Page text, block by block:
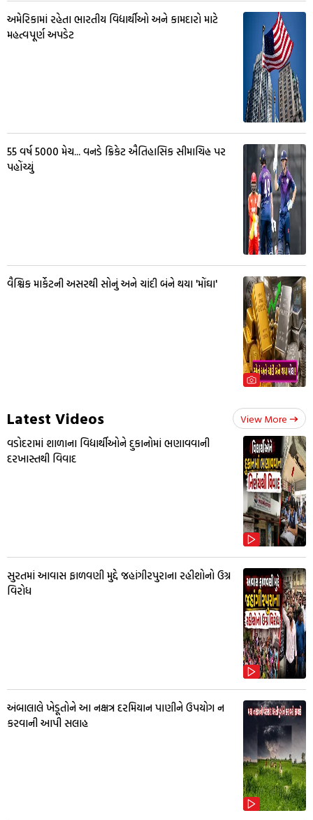
અમેરિકામાં રહેતા ભારતીય વિદ્યાર્થીઓ અને કામદારો માટે
મહત્વપૂર્ણ અપડેટ
55 વર્ષ 5000 મેચ... વનડે ક્રિકેટ ઐતિહાસિક સીમાચિહ્ન પર
પહોંચ્યું
વૈશ્વિક માર્કેટની અસરથી સોનું અને ચાંદી બંને થયા 'મોંઘા'
Latest Videos View More
વડોદરામાં શાળાના વિદ્યાર્થીઓને દુકાનોમાં ભણાવવાની
દરખાસ્તથી વિવાદ
સુરતમાં આવાસ ફાળવણી મુદ્દે જહાંગીરપુરાના રહીશોનો ઉગ્ર
વિરોધ
અંબાલાલે ખેડૂતોને આ નક્ષત્ર દરમિયાન પાણીને ઉપયોગ ન
કરવાની આપી સલાહ